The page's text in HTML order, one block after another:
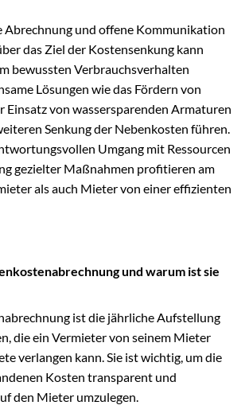
Abrechnung und offene Kommunikation
das Ziel der Kostensenkung kann
bewussten Verbrauchsverhalten
Lösungen wie das Fördern von
Einsatz von wassersparenden Armaturen
Senkung der Nebenkosten führen.
Umgang mit Ressourcen
gezielter Maßnahmen profitieren am
als auch Mieter von einer effizienten
und warum ist sie
ist die jährliche Aufstellung
die ein Vermieter von seinem Mieter
verlangen kann. Sie ist wichtig, um die
Kosten transparent und
den Mieter umzulegen.